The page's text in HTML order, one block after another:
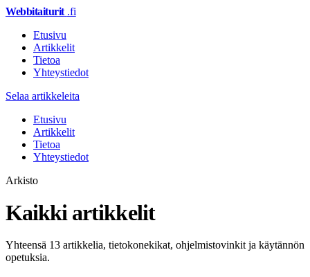
Webbitaiturit .fi
Etusivu
Artikkelit
Tietoa
Yhteystiedot
Selaa artikkeleita
Etusivu
Artikkelit
Tietoa
Yhteystiedot
Arkisto
Kaikki artikkelit
Yhteensä 13 artikkelia, tietokonekikat, ohjelmistovinkit ja käytännön
opetuksia.